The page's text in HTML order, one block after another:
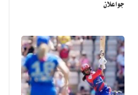
جو اعلان